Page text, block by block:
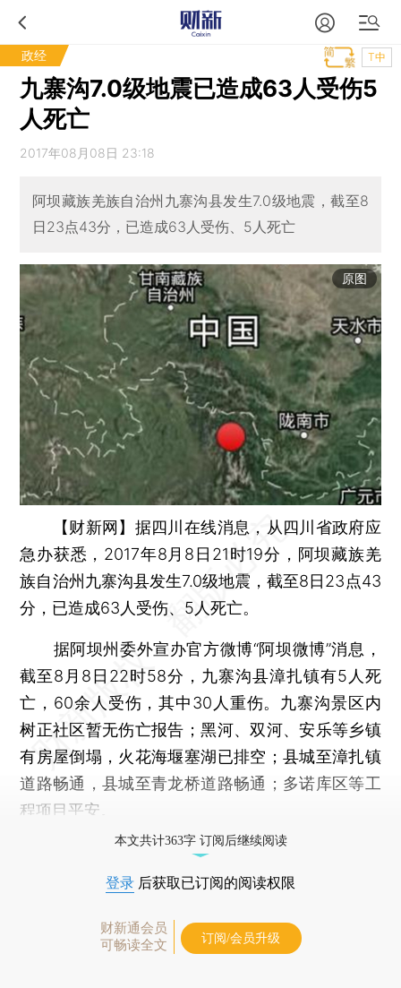
政经 T中
九寨沟7.0级地震已造成63人受伤5
人死亡
2017年08月08日 23:18
阿坝藏族羌族自治州九寨沟县发生7.0级地震，截至8
日23点43分，已造成63人受伤、5人死亡
原图
【财新网】 据四川在线消息，从四川省政府应
急办获悉，2017年8月8日21时19分，阿坝藏族羌
族自治州九寨沟县发生7.0级地震，截至8日23点43
分，已造成63人受伤、5人死亡。
据阿坝州委外宣办官方微博“阿坝微博”消息，
截至8月8日22时58分，九寨沟县漳扎镇有5人死
亡，60余人受伤，其中30人重伤。九寨沟景区内
树正社区暂无伤亡报告；黑河、双河、安乐等乡镇
有房屋倒塌，火花海堰塞湖已排空；县城至漳扎镇
道路畅通，县城至青龙桥道路畅通；多诺库区等工
程项目平安。
本文共计363字 订阅后继续阅读
登录 后获取已订阅的阅读权限
财新通会员
可畅读全文
订阅/会员升级